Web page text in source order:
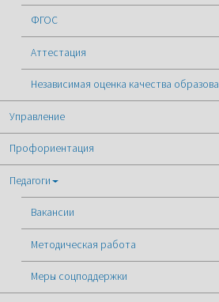
ФГОС
Аттестация
Независимая оценка качества
Управление
Профориентация
Педагоги
Вакансии
Методическая работа
Меры соцподдержки